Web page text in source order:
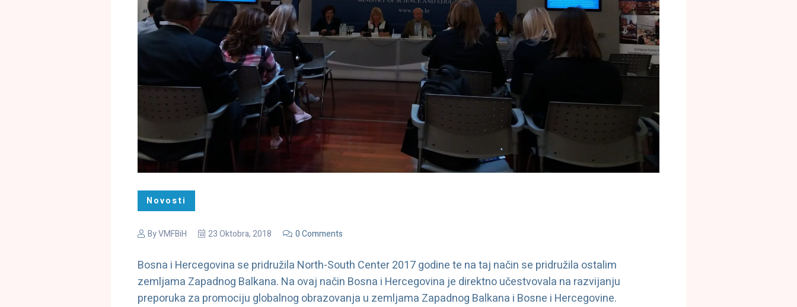
Novosti
ByVMFBiH 23 Oktobra, 2018 0 Comments
Bosna i Hercegovina se pridružila North-South Center 2017 godine te na taj način se pridružila ostalim
zemljama Zapadnog Balkana. Na ovaj način Bosna i Hercegovina je direktno učestvovala na razvijanju
preporuka za promociju globalnog obrazovanja u zemljama Zapadnog Balkana i Bosne i Hercegovine.